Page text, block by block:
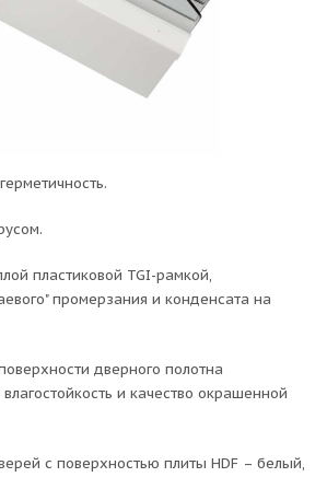
пластиковой TGI-рамкой,
промерзания и конденсата на
дверного полотна
и качество окрашенной
с поверхностью плиты HDF – белый,